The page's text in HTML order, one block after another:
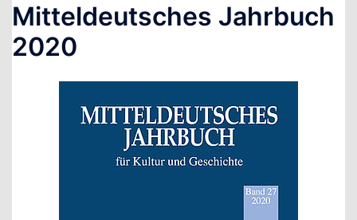
Mitteldeutsches Jahrbuch
2020